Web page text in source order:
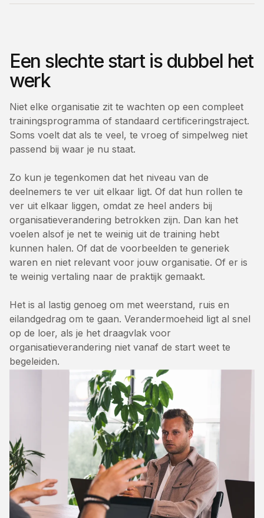
Een slechte start is dubbel het
werk
Niet elke organisatie zit te wachten op een compleet
trainingsprogramma of standaard certificeringstraject.
Soms voelt dat als te veel, te vroeg of simpelweg niet
passend bij waar je nu staat.
Zo kun je tegenkomen dat het niveau van de
deelnemers te ver uit elkaar ligt. Of dat hun rollen te
ver uit elkaar liggen, omdat ze heel anders bij
organisatieverandering betrokken zijn. Dan kan het
voelen alsof je net te weinig uit de training hebt
kunnen halen. Of dat de voorbeelden te generiek
waren en niet relevant voor jouw organisatie. Of er is
te weinig vertaling naar de praktijk gemaakt.
Het is al lastig genoeg om met weerstand, ruis en
eilandgedrag om te gaan. Verandermoeheid ligt al snel
op de loer, als je het draagvlak voor
organisatieverandering niet vanaf de start weet te
begeleiden.